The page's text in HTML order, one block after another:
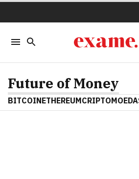
Future of Money
BITCOINETHEREUM